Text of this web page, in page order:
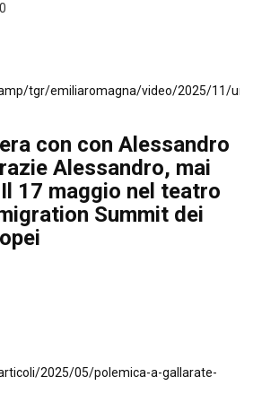
tgr/emiliaromagna/video/2025/11/un-
con con Alessandro
Alessandro, mai
17 maggio nel teatro
Summit dei
2025/05/polemica-a-gallarate-